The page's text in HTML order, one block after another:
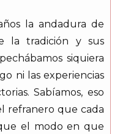
la andadura de
la tradición y sus
siquiera
ni las experiencias
Sabíamos, eso
refranero que cada
el modo en que